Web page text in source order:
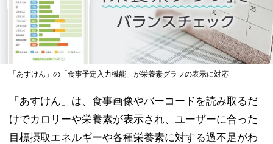
「あすけん」の「食事予定入力機能」が栄養素グラフの表示に対応
「あすけん」は、食事画像やバーコードを読み取るだ
けでカロリーや栄養素が表示され、ユーザーに合った
目標摂取エネルギーや各種栄養素に対する過不足がわ